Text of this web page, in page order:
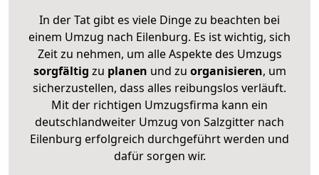
In der Tat gibt es viele Dinge zu beachten bei
einem Umzug nach Eilenburg. Es ist wichtig, sich
Zeit zu nehmen, um alle Aspekte des Umzugs
sorgfältig zu planen und zu organisieren, um
sicherzustellen, dass alles reibungslos verläuft.
Mit der richtigen Umzugsfirma kann ein
deutschlandweiter Umzug von Salzgitter nach
Eilenburg erfolgreich durchgeführt werden und
dafür sorgen wir.